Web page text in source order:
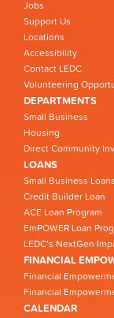
Jobs
Support Us
Locations
Accessibility
Contact LEDC
Volunteering
DEPARTMENTS
Small Business
Housing
Direct Community
LOANS
Small Business Loans
Credit Builder Loan
ACE Loan Program
EmPOWER Loan
LEDC’s NextGen
FINANCIAL
Financial
Financial
CALENDAR